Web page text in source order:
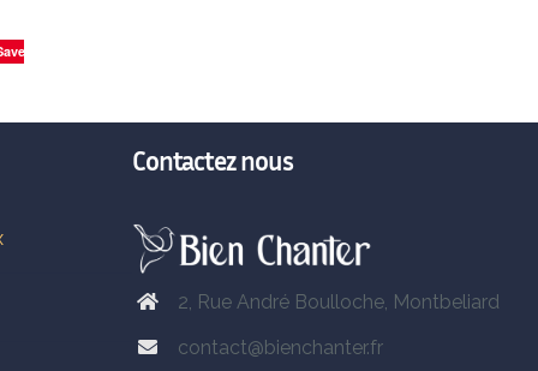
Contactez nous
2, Rue André Boulloche, Montbeliard
contact@bienchanter.fr